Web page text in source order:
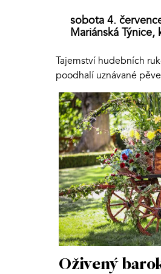
sobota 4.
Mariánská Týnice,
Tajemství hudebních
poodhalí uznávané
Oživený